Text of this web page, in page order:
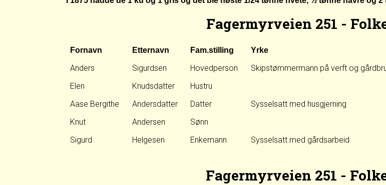
Fagermyrveien 251 -
Fornavn Etternavn Fam.stilling Yrke
Anders Sigurdsen Hovedperson Skipstømmermann på verft og
Elen
Knudsdatter Hustru
Aase Bergithe
Andersdatter Datter Sysselsatt med husgjerning
Knut
Andersen Sønn
Sigurd
Helgesen Enkemann Sysselsatt med gårdsarbeid
Fagermyrveien 251 -